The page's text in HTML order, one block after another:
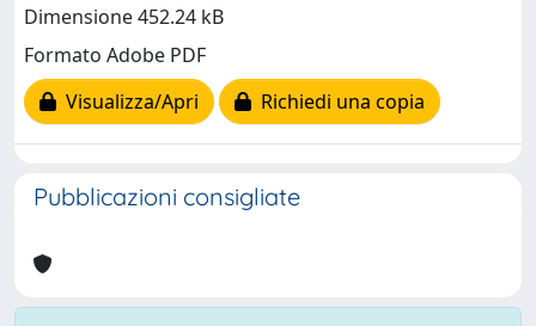
Dimensione 452.24 kB
Formato Adobe PDF
Visualizza/Apri
Richiedi una copia
Pubblicazioni consigliate